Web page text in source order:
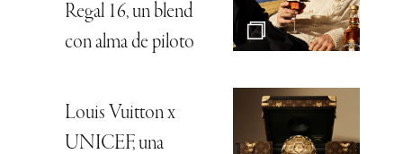
Regal 16, un blend
con alma de piloto
Louis Vuitton x
UNICEF, una